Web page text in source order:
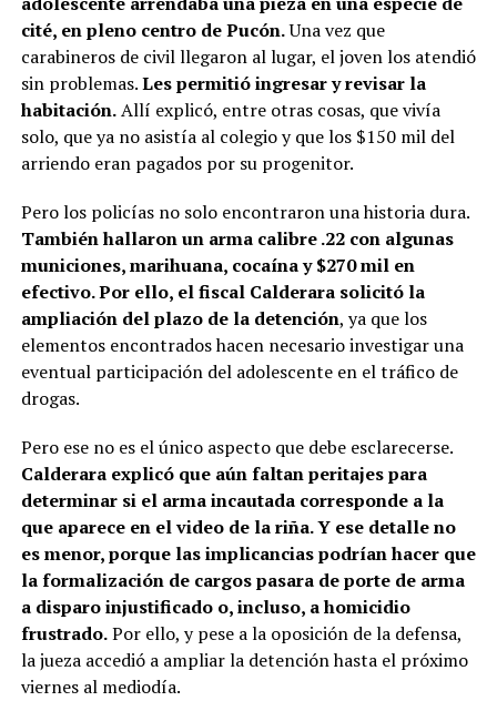
cité, en pleno centro de Pucón.Una vez que
carabineros de civil llegaron al lugar, el joven los atendió
sin problemas.Les permitió ingresar y revisar la
habitación.Allí explicó, entre otras cosas, que vivía
solo, que ya no asistía al colegio y que los $150 mil del
arriendo eran pagados por su progenitor.
Pero los policías no solo encontraron una historia dura.
También hallaron un arma calibre .22 con algunas
municiones, marihuana, cocaína y $270 mil en
efectivo. Por ello, el fiscal Calderara solicitó la
ampliación del plazo de la detención, ya que los
elementos encontrados hacen necesario investigar una
eventual participación del adolescente en el tráfico de
drogas.
Pero ese no es el único aspecto que debe esclarecerse.
Calderara explicó que aún faltan peritajes para
determinar si el arma incautada corresponde a la
que aparece en el video de la riña. Y ese detalle no
es menor, porque las implicancias podrían hacer que
la formalización de cargos pasara de porte de arma
a disparo injustificado o, incluso, a homicidio
frustrado.Por ello, y pese a la oposición de la defensa,
la jueza accedió a ampliar la detención hasta el próximo
viernes al mediodía.